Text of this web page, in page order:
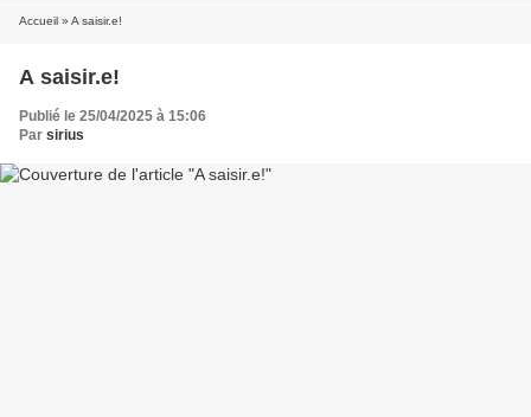
Accueil » A saisir.e!
A saisir.e!
Publié le 25/04/2025 à 15:06
Par sirius